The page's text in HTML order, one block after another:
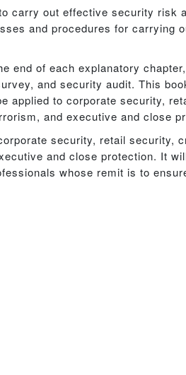
carry out effective security risk
and procedures for carrying
end of each explanatory
and security audit. This
applied to corporate security,
and executive and close
security, retail security,
and close protection. It
whose remit is to